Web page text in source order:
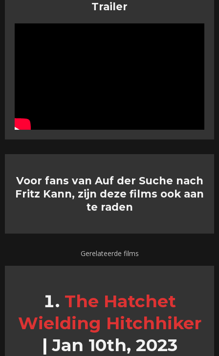
Trailer
Voor fans van Auf der Suche nach
Fritz Kann, zijn deze films ook aan
te raden
Gerelateerde films
The Hatchet
Wielding Hitchhiker
| Jan 10th, 2023